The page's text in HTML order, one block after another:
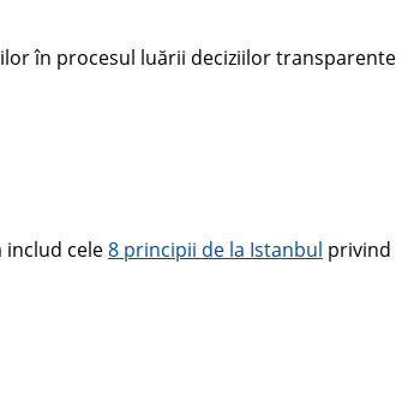
în procesul luării deciziilor transparente
includ cele8 principii de la Istanbul privind